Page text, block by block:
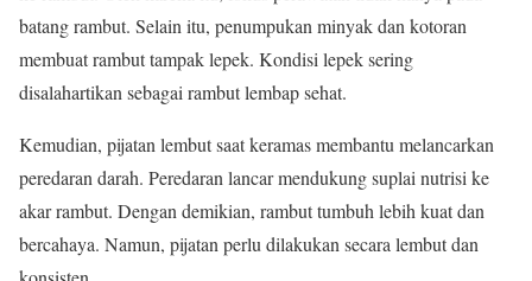
batang rambut. Selain itu, penumpukan minyak dan kotoran
membuat rambut tampak lepek. Kondisi lepek sering
disalahartikan sebagai rambut lembap sehat.
Kemudian, pijatan lembut saat keramas membantu melancarkan
peredaran darah. Peredaran lancar mendukung suplai nutrisi ke
akar rambut. Dengan demikian, rambut tumbuh lebih kuat dan
bercahaya. Namun, pijatan perlu dilakukan secara lembut dan